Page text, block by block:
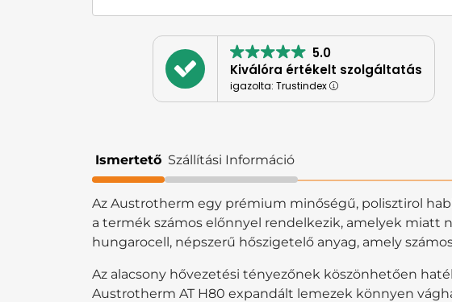
5.0
Kiválóra értékelt szolgáltatás
igazolta: Trustindex
Ismertető Szállítási Információ
Az Austrotherm egy prémium minőségű, polisztirol
a termék számos előnnyel rendelkezik, amelyek miatt
hungarocell, népszerű hőszigetelő anyag, amely
Az alacsony hővezetési tényezőnek köszönhetően
Austrotherm AT H80 expandált lemezek könnyen